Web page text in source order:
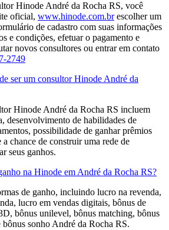
Hinode André da Rocha RS, você
oficial, www.hinode.com.brescolher um
de cadastro com suas informações
e condições, efetuar o pagamento e
novos consultores​ ou entrar em contato
2749
ser um consultor Hinode André da
Hinode André da Rocha RS incluem
desenvolvimento de habilidades de
possibilidade de ganhar prêmios
chance de construir uma rede de
seus ganhos.
na Hinode em André da Rocha RS?
de ganho, incluindo lucro na revenda,
lucro em vendas digitais, bônus de
bônus unilevel, bônus matching, bônus
sonho André da Rocha RS.